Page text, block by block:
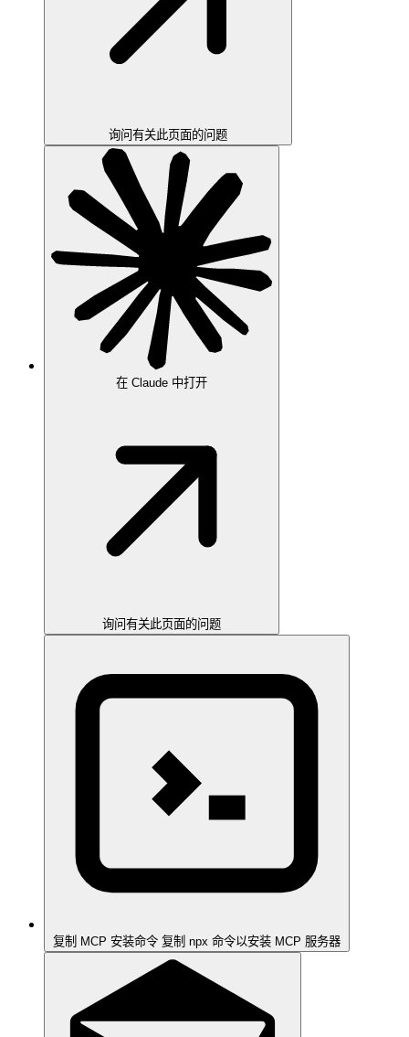
询问有关此页面的问题
在 Claude 中打开
询问有关此页面的问题
复制 MCP 安装命令 复制 npx 命令以安装 MCP 服务器